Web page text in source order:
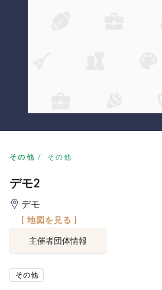
その他 その他
デモ2
デモ
[ 地図を見る ]
主催者団体情報
その他